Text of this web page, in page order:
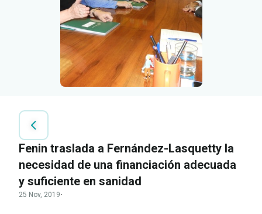
Fenin traslada a Fernández-Lasquetty la
necesidad de una financiación adecuada
y suficiente en sanidad
25 Nov, 2019·